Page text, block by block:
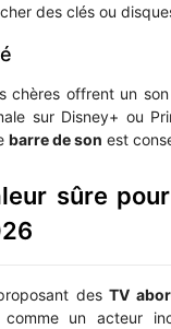
des clés ou
chères offrent un
sur Disney+ ou
barre de son est
sûre
desTV
comme un acteur